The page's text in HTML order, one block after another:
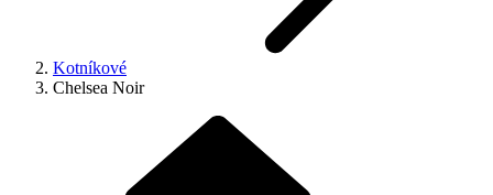
Kotníkové
Chelsea Noir